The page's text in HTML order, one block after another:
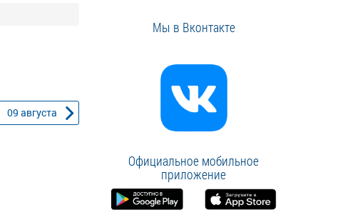
09 августа
Мы в Вконтакте
Официальное мобильное
приложение